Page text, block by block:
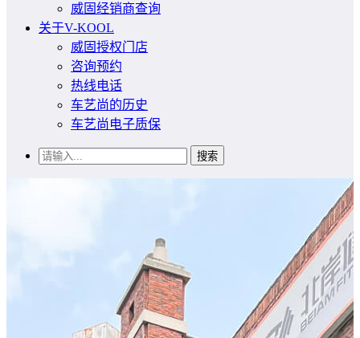
威固经销商查询
关于V-KOOL
威固授权门店
咨询预约
热线电话
车艺尚的历史
车艺尚电子质保
搜索